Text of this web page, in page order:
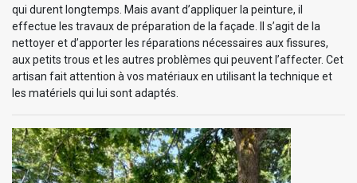
qui durent longtemps. Mais avant d’appliquer la peinture, il
effectue les travaux de préparation de la façade. Il s’agit de la
nettoyer et d’apporter les réparations nécessaires aux fissures,
aux petits trous et les autres problèmes qui peuvent l’affecter. Cet
artisan fait attention à vos matériaux en utilisant la technique et
les matériels qui lui sont adaptés.